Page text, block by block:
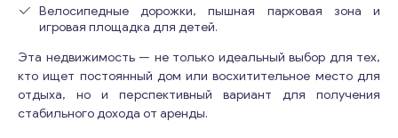
Велосипедные дорожки, пышная парковая зона и
игровая площадка для детей.
Эта недвижимость — не только идеальный выбор для тех,
кто ищет постоянный дом или восхитительное место для
отдыха, но и перспективный вариант для получения
стабильного дохода от аренды.